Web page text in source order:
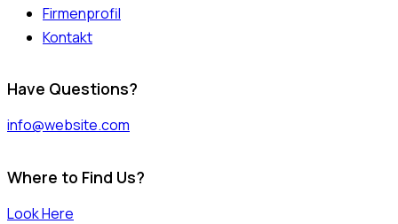
Firmenprofil
Kontakt
Have Questions?
info@website.com
Where to Find Us?
Look Here